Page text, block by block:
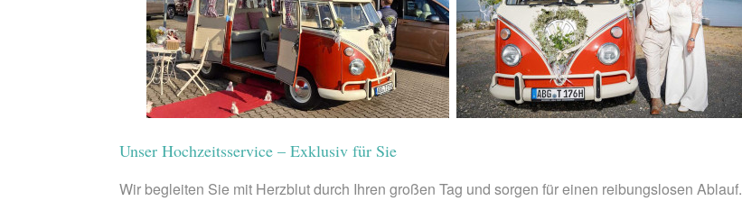
Unser Hochzeitsservice – Exklusiv für Sie
Wir begleiten Sie mit Herzblut durch Ihren großen Tag und sorgen für einen reibungslosen Ablauf.